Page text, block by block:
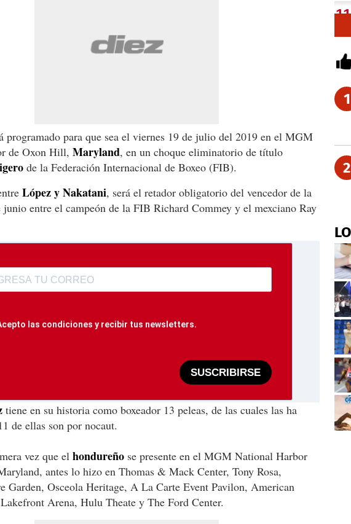
programado para que sea el viernes 19 de julio del 2019 en el MGM
de Oxon Hill, Maryland, en un choque eliminatorio de título
de la Federación Internacional de Boxeo (FIB).
López y Nakatani, será el retador obligatorio del vencedor de la
junio entre el campeón de la FIB Richard Commey y el mexciano Ray
las condiciones y recibir tus newsletters.
SUSCRIBIRSE
tiene en su historia como boxeador 13 peleas, de las cuales las ha
de ellas son por nocaut.
vez que el hondureño se presente en el MGM National Harbor
antes lo hizo en Thomas & Mack Center, Tony Rosa,
Garden, Osceola Heritage, A La Carte Event Pavilon, American
Arena, Hulu Theate y The Ford Center.
1
2